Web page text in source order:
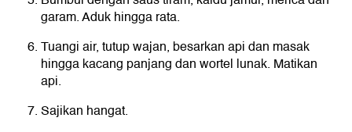
garam. Aduk hingga rata.
Tuangi air, tutup wajan, besarkan api dan masak
hingga kacang panjang dan wortel lunak. Matikan
api.
Sajikan hangat.